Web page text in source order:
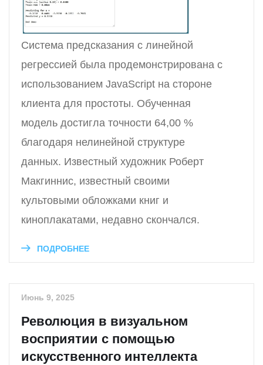
Система предсказания с линейной
регрессией была продемонстрирована с
использованием JavaScript на стороне
клиента для простоты. Обученная
модель достигла точности 64,00 %
благодаря нелинейной структуре
данных. Известный художник Роберт
Макгиннис, известный своими
культовыми обложками книг и
киноплакатами, недавно скончался.
ПОДРОБНЕЕ
Июнь 9, 2025
Революция в визуальном
восприятии с помощью
искусственного интеллекта